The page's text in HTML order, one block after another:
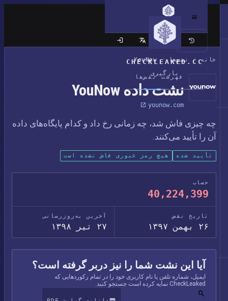
CHECKLEAKED.CC
بارگیری
سایت کلاسیک
خانه / نقض‌ها /
YouNow
فهرست نقض‌ها
نشت داده YouNow
younow.com
چه چیزی فاش شد، چه زمانی رخ داد و کدام پایگاه‌های داده
آن را تأیید می‌کنند.
تأیید شده هیچ رمز عبوری فاش نشده است
حساب
40,224,399
تاریخ نقض
۲۶ بهمن ۱۳۹۷
آخرین به‌روزرسانی
۲۷ تیر ۱۳۹۸
آیا این نشت شما را نیز دربر گرفته است؟
ایمیل، شماره تلفن یا نام کاربری خود را در تمام رکوردهایی که
CheckLeaked نمایه کرده است جستجو کنید.